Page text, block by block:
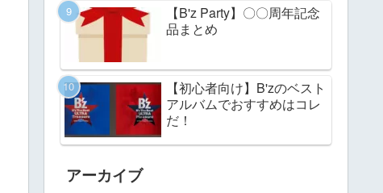
【B'z Party】〇〇周年記念
品まとめ
【初心者向け】B'zのベスト
アルバムでおすすめはコレ
だ！
アーカイブ